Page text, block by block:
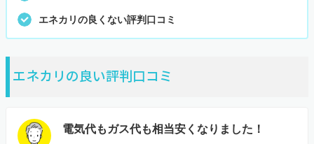
エネカリの良くない評判口コミ
エネカリの良い評判口コミ
電気代もガス代も相当安くなりました！